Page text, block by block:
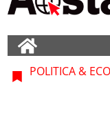
POLITICA &